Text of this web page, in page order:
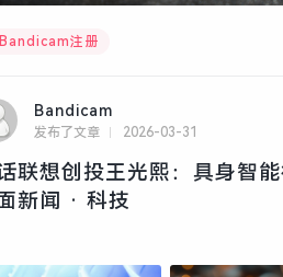
Bandicam注册
Bandicam
发布了文章 2026-03-31
联想创投王光熙：具身智
新闻 · 科技